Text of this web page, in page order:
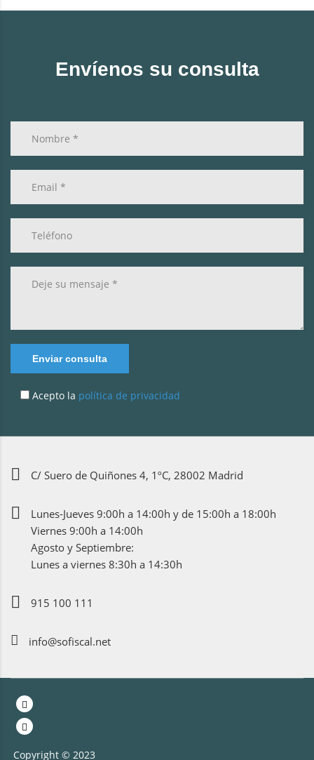
Envíenos su consulta
Enviar consulta
Acepto la política de privacidad
C/ Suero de Quiñones 4, 1ºC, 28002 Madrid
Lunes-Jueves 9:00h a 14:00h y de 15:00h a 18:00h
Viernes 9:00h a 14:00h
Agosto y Septiembre:
Lunes a viernes 8:30h a 14:30h
915 100 111
info@sofiscal.net
Copyright © 2023